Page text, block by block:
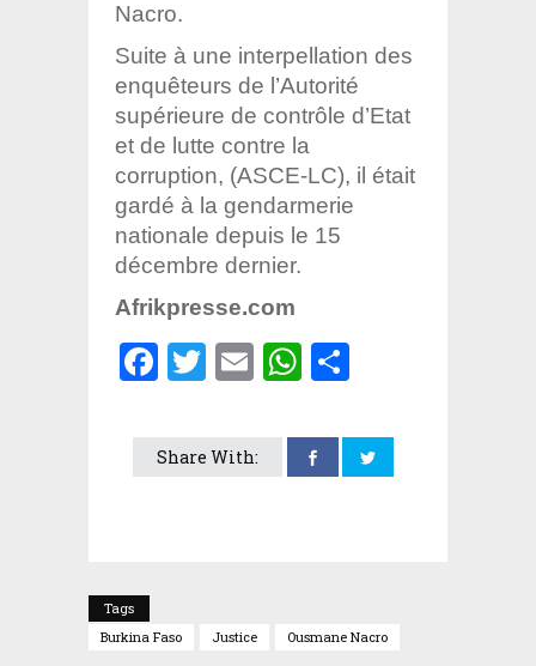
Nacro.
Suite à une interpellation des
enquêteurs de l’Autorité
supérieure de contrôle d’Etat
et de lutte contre la
corruption, (ASCE-LC), il était
gardé à la gendarmerie
nationale depuis le 15
décembre dernier.
Afrikpresse.com
Facebook
Twitter
EmailWhatsApp
Share With:
Tags
Burkina Faso
Justice Ousmane Nacro